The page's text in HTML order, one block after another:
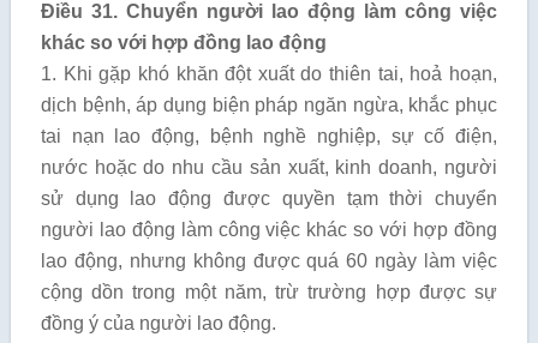
Điều 31. Chuyển người lao động làm công việc
khác so với hợp đồng lao động
1. Khi gặp khó khăn đột xuất do thiên tai, hoả hoạn,
dịch bệnh, áp dụng biện pháp ngăn ngừa, khắc phục
tai nạn lao động, bệnh nghề nghiệp, sự cố điện,
nước hoặc do nhu cầu sản xuất, kinh doanh, người
sử dụng lao động được quyền tạm thời chuyển
người lao động làm công việc khác so với hợp đồng
lao động, nhưng không được quá 60 ngày làm việc
cộng dồn trong một năm, trừ trường hợp được sự
đồng ý của người lao động.